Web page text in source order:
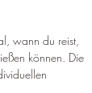
wann du reist,
können. Die